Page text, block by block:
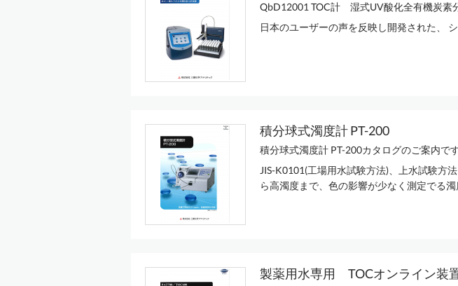
QbD12001 TOC計 湿式UV酸化全有機炭素
日本のユーザーの声を反映し開発された、
積分球式濁度計 PT-200
積分球式濁度計 PT-200カタログのご案内です
JIS-K0101(工場用水試験方法)、上水試験方
ら高濁度まで、色の影響が少なく測定でる濁
製薬用水専用 TOCオンライン装